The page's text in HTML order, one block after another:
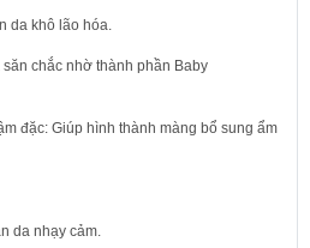
da khô lão hóa.
chắc nhờ thành phần Baby
đặc: Giúp hình thành màng bổ sung ẩm
da nhạy cảm.